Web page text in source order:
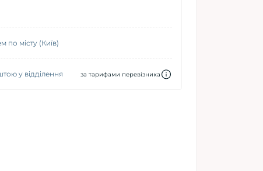
по місту (Київ)
у відділення за тарифами перевізника